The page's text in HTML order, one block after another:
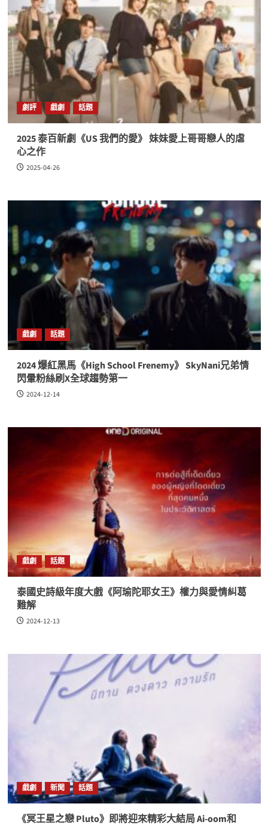
劇評 戲劇 話題
2025 泰百新劇《US 我們的愛》 妹妹愛上哥哥戀人的虐
心之作
2025-04-26
戲劇 話題
2024 爆紅黑馬《High School Frenemy》 SkyNani兄弟情
閃暈粉絲刷X全球趨勢第一
2024-12-14
戲劇 話題
泰國史詩級年度大戲《阿瑜陀耶女王》權力與愛情糾葛
難解
2024-12-13
戲劇 新聞 話題
《冥王星之戀 Pluto》即將迎來精彩大結局 Ai-oom和